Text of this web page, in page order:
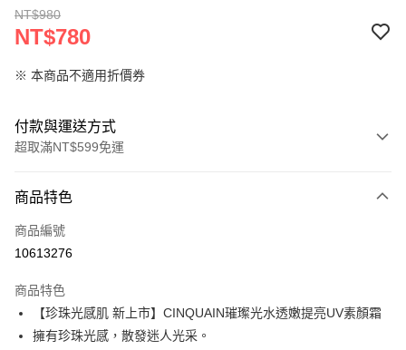
NT$980
NT$780
※ 本商品不適用折價券
付款與運送方式
超取滿NT$599免運
信用卡一次付款
超商取貨付款
Apple Pay
街口支付
商品特色
商品編號
10613276
商品特色
【珍珠光感肌 新上市】CINQUAIN璀璨光水透嫩提亮UV素顏霜
擁有珍珠光感，散發迷人光采。